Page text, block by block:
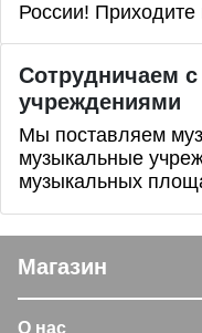
России! Приходите
Сотрудничаем
учреждениями
Мы поставляем
музыкальные
музыкальных
Магазин
О нас